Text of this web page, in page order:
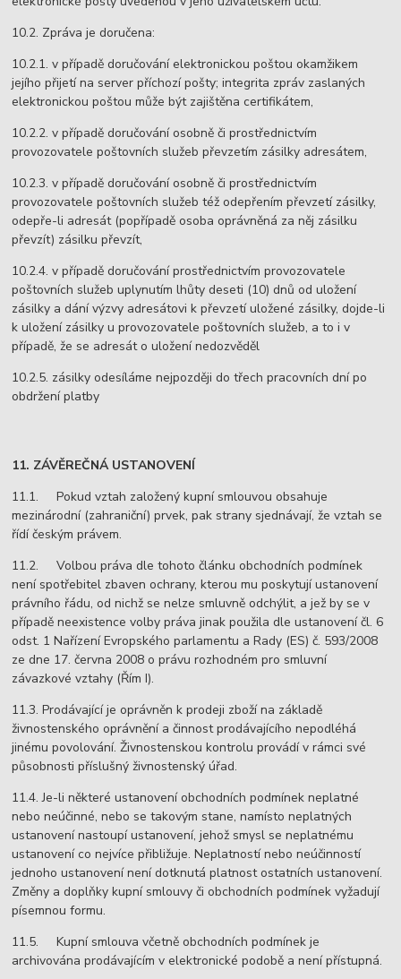
10.2. Zpráva je doručena:
10.2.1. v případě doručování elektronickou poštou okamžikem
jejího přijetí na server příchozí pošty; integrita zpráv zaslaných
elektronickou poštou může být zajištěna certifikátem,
10.2.2. v případě doručování osobně či prostřednictvím
provozovatele poštovních služeb převzetím zásilky adresátem,
10.2.3. v případě doručování osobně či prostřednictvím
provozovatele poštovních služeb též odepřením převzetí zásilky,
odepře-li adresát (popřípadě osoba oprávněná za něj zásilku
převzít) zásilku převzít,
10.2.4. v případě doručování prostřednictvím provozovatele
poštovních služeb uplynutím lhůty deseti (10) dnů od uložení
zásilky a dání výzvy adresátovi k převzetí uložené zásilky, dojde-li
k uložení zásilky u provozovatele poštovních služeb, a to i v
případě, že se adresát o uložení nedozvěděl
10.2.5. zásilky odesíláme nejpozději do třech pracovních dní po
obdržení platby
11. ZÁVĚREČNÁ USTANOVENÍ
11.1. Pokud vztah založený kupní smlouvou obsahuje
mezinárodní (zahraniční) prvek, pak strany sjednávají, že vztah se
řídí českým právem.
11.2. Volbou práva dle tohoto článku obchodních podmínek
není spotřebitel zbaven ochrany, kterou mu poskytují ustanovení
právního řádu, od nichž se nelze smluvně odchýlit, a jež by se v
případě neexistence volby práva jinak použila dle ustanovení čl. 6
odst. 1 Nařízení Evropského parlamentu a Rady (ES) č. 593/2008
ze dne 17. června 2008 o právu rozhodném pro smluvní
závazkové vztahy (Řím I).
11.3. Prodávající je oprávněn k prodeji zboží na základě
živnostenského oprávnění a činnost prodávajícího nepodléhá
jinému povolování. Živnostenskou kontrolu provádí v rámci své
působnosti příslušný živnostenský úřad.
11.4. Je-li některé ustanovení obchodních podmínek neplatné
nebo neúčinné, nebo se takovým stane, namísto neplatných
ustanovení nastoupí ustanovení, jehož smysl se neplatnému
ustanovení co nejvíce přibližuje. Neplatností nebo neúčinností
jednoho ustanovení není dotknutá platnost ostatních ustanovení.
Změny a doplňky kupní smlouvy či obchodních podmínek vyžadují
písemnou formu.
11.5. Kupní smlouva včetně obchodních podmínek je
archivována prodávajícím v elektronické podobě a není přístupná.